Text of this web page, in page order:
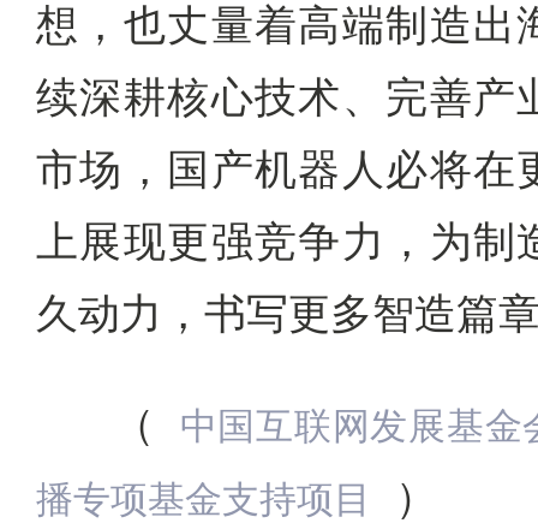
想，也丈量着高端制造出
续深耕核心技术、完善产
市场，国产机器人必将在
上展现更强竞争力，为
久动力，书写更多智造篇
（
中国互联网发展基
播专项基金支持项目
）